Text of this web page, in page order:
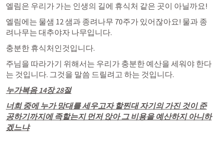
엘림은 우리가 가는 인생의 길에 휴식처 같은 곳이 아닐까요!
엘림에는 물샘 12 샘과 종려나무 70주가 있어잖아요! 물과 종
려나무는 대추야자 나무입니다.
충분한 휴식처인것입니다.
주님을 따라가기 위해서는 우리가 충분한 예산을 세워야 한다
는 것입니다. 그것을 말씀 드릴려고 하는 것입니다.
누가복음 14장 28절
너희 중에 누가 망대를 세우고자 할찐대 자기의 가진 것이 준
공하기까지에 족할는지 먼저 앉아 그 비용을 예산하지 아니하
겠느냐